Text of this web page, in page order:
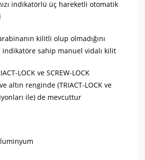
indikatörlü üç hareketli otomatik
kilitli olup olmadığını
indikatöre sahip manuel vidalı kilit
LOCK ve SCREW-LOCK
altın renginde (TRIACT-LOCK ve
ile) de mevcuttur